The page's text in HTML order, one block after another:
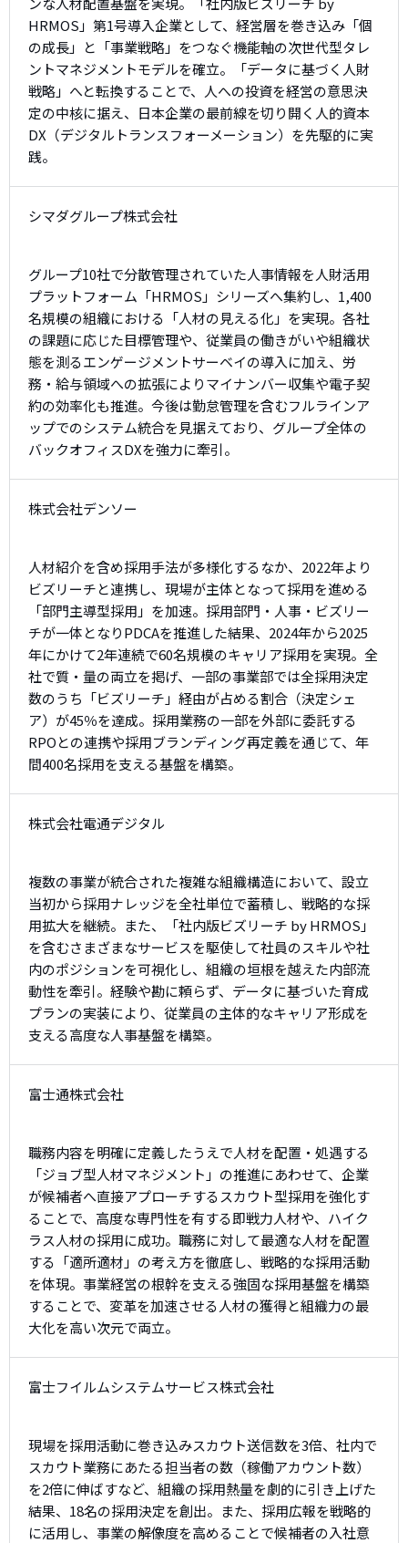
HRMOS」第1号導入企業として、経営層を巻き込み「個
の成長」と「事業戦略」をつなぐ機能軸の次世代型タレ
ントマネジメントモデルを確立。「データに基づく人財
戦略」へと転換することで、人への投資を経営の意思決
定の中核に据え、日本企業の最前線を切り開く人的資本
DX（デジタルトランスフォーメーション）を先駆的に実
践。
シマダグループ株式会社
グループ10社で分散管理されていた人事情報を人財活用
プラットフォーム「HRMOS」シリーズへ集約し、1,400
名規模の組織における「人材の見える化」を実現。各社
の課題に応じた目標管理や、従業員の働きがいや組織状
態を測るエンゲージメントサーベイの導入に加え、労
務・給与領域への拡張によりマイナンバー収集や電子契
約の効率化も推進。今後は勤怠管理を含むフルラインア
ップでのシステム統合を見据えており、グループ全体の
バックオフィスDXを強力に牽引。
株式会社デンソー
人材紹介を含め採用手法が多様化するなか、2022年より
ビズリーチと連携し、現場が主体となって採用を進める
「部門主導型採用」を加速。採用部門・人事・ビズリー
チが一体となりPDCAを推進した結果、2024年から2025
年にかけて2年連続で60名規模のキャリア採用を実現。全
社で質・量の両立を掲げ、一部の事業部では全採用決定
数のうち「ビズリーチ」経由が占める割合（決定シェ
ア）が45％を達成。採用業務の一部を外部に委託する
RPOとの連携や採用ブランディング再定義を通じて、年
間400名採用を支える基盤を構築。
株式会社電通デジタル
複数の事業が統合された複雑な組織構造において、設立
当初から採用ナレッジを全社単位で蓄積し、戦略的な採
用拡大を継続。また、「社内版ビズリーチ by HRMOS」
を含むさまざまなサービスを駆使して社員のスキルや社
内のポジションを可視化し、組織の垣根を越えた内部流
動性を牽引。経験や勘に頼らず、データに基づいた育成
プランの実装により、従業員の主体的なキャリア形成を
支える高度な人事基盤を構築。
富士通株式会社
職務内容を明確に定義したうえで人材を配置・処遇する
「ジョブ型人材マネジメント」の推進にあわせて、企業
が候補者へ直接アプローチするスカウト型採用を強化す
ることで、高度な専門性を有する即戦力人材や、ハイク
ラス人材の採用に成功。職務に対して最適な人材を配置
する「適所適材」の考え方を徹底し、戦略的な採用活動
を体現。事業経営の根幹を支える強固な採用基盤を構築
することで、変革を加速させる人材の獲得と組織力の最
大化を高い次元で両立。
富士フイルムシステムサービス株式会社
現場を採用活動に巻き込みスカウト送信数を3倍、社内で
スカウト業務にあたる担当者の数（稼働アカウント数）
を2倍に伸ばすなど、組織の採用熱量を劇的に引き上げた
結果、18名の採用決定を創出。また、採用広報を戦略的
に活用し、事業の解像度を高めることで候補者の入社意